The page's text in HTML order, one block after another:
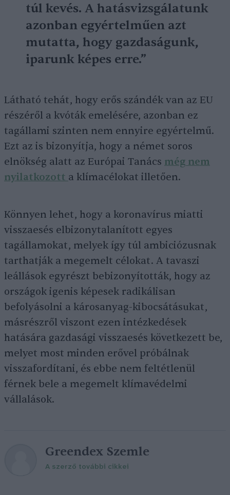
túl kevés. A hatásvizsgálatunk
azonban egyértelműen azt
mutatta, hogy gazdaságunk,
iparunk képes erre.”
Látható tehát, hogy erős szándék van az EU
részéről a kvóták emelésére, azonban ez
tagállami szinten nem ennyire egyértelmű.
Ezt az is bizonyítja, hogy a német soros
elnökség alatt az Európai Tanács még nem
nyilatkozott a klímacélokat illetően.
Könnyen lehet, hogy a koronavírus miatti
visszaesés elbizonytalanított egyes
tagállamokat, melyek így túl ambiciózusnak
tarthatják a megemelt célokat. A tavaszi
leállások egyrészt bebizonyították, hogy az
országok igenis képesek radikálisan
befolyásolni a károsanyag-kibocsátásukat,
másrészről viszont ezen intézkedések
hatására gazdasági visszaesés következett be,
melyet most minden erővel próbálnak
visszafordítani, és ebbe nem feltétlenül
férnek bele a megemelt klímavédelmi
vállalások.
Greendex Szemle
A szerző további cikkei